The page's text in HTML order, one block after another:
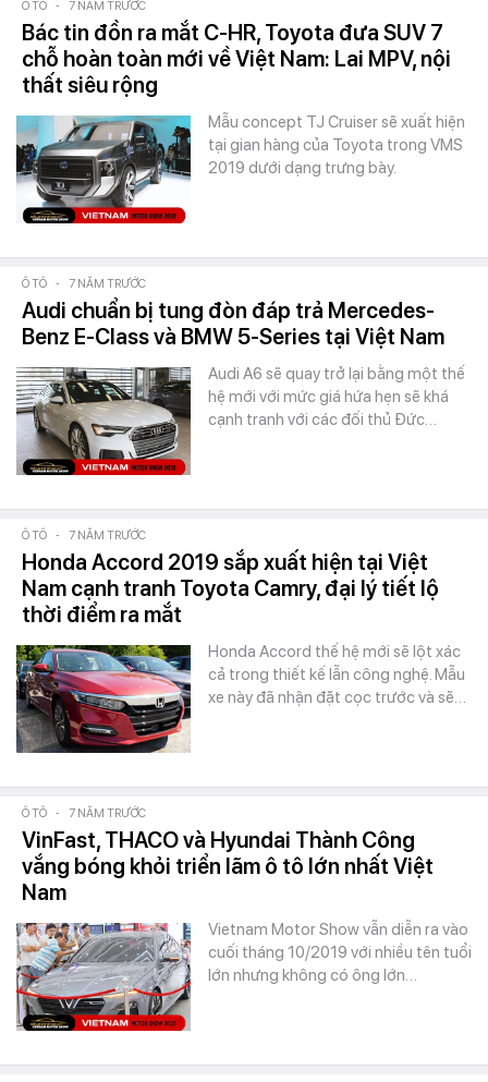
Ô TÔ - 7 NĂM TRƯỚC
Bác tin đồn ra mắt C-HR, Toyota đưa SUV 7
chỗ hoàn toàn mới về Việt Nam: Lai MPV, nội
thất siêu rộng
Mẫu concept TJ Cruiser sẽ xuất hiện
tại gian hàng của Toyota trong VMS
2019 dưới dạng trưng bày.
Ô TÔ - 7 NĂM TRƯỚC
Audi chuẩn bị tung đòn đáp trả Mercedes-
Benz E-Class và BMW 5-Series tại Việt Nam
Audi A6 sẽ quay trở lại bằng một thế
hệ mới với mức giá hứa hẹn sẽ khá
cạnh tranh với các đối thủ Đức…
Ô TÔ - 7 NĂM TRƯỚC
Honda Accord 2019 sắp xuất hiện tại Việt
Nam cạnh tranh Toyota Camry, đại lý tiết lộ
thời điểm ra mắt
Honda Accord thế hệ mới sẽ lột xác
cả trong thiết kế lẫn công nghệ. Mẫu
xe này đã nhận đặt cọc trước và sẽ…
Ô TÔ - 7 NĂM TRƯỚC
VinFast, THACO và Hyundai Thành Công
vắng bóng khỏi triển lãm ô tô lớn nhất Việt
Nam
Vietnam Motor Show vẫn diễn ra vào
cuối tháng 10/2019 với nhiều tên tuổi
lớn nhưng không có ông lớn…